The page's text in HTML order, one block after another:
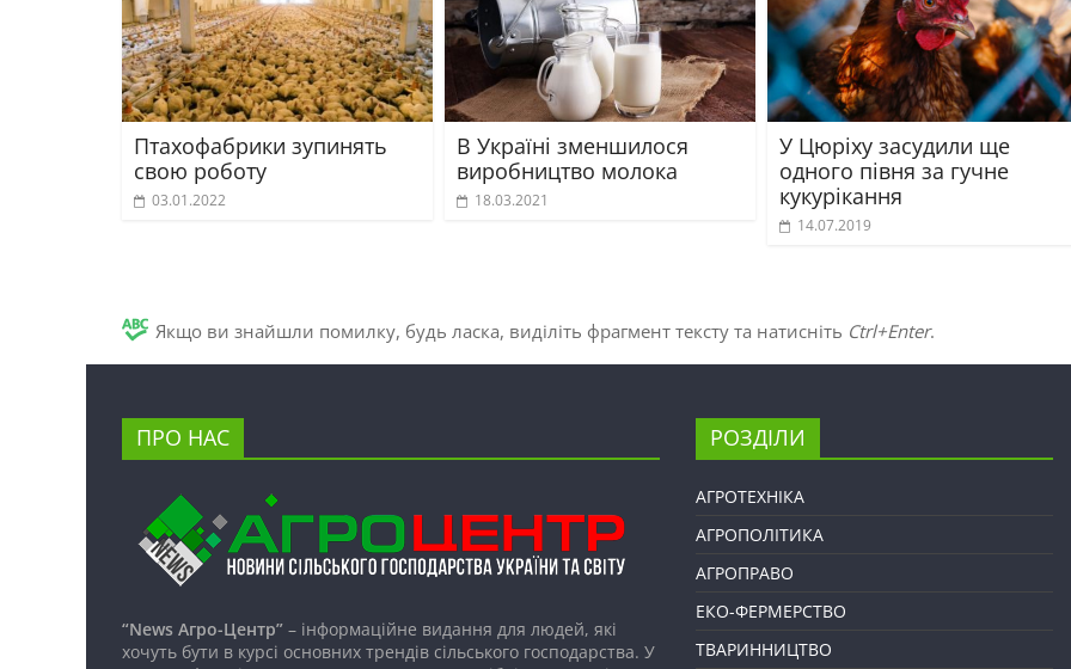
Птахофабрики зупинять
свою роботу
03.01.2022
В Україні зменшилося
виробництво молока
18.03.2021
У Цюріху засудили ще
одного півня за гучне
кукурікання
14.07.2019
Якщо ви знайшли помилку, будь ласка, виділіть фрагмент тексту та натисніть Ctrl+Enter.
ПРО НАС
“News Агро-Центр” – інформаційне видання для людей, які
хочуть бути в курсі основних трендів сільського господарства. У
РОЗДІЛИ
АГРОТЕХНІКА
АГРОПОЛІТИКА
АГРОПРАВО
ЕКО-ФЕРМЕРСТВО
ТВАРИННИЦТВО